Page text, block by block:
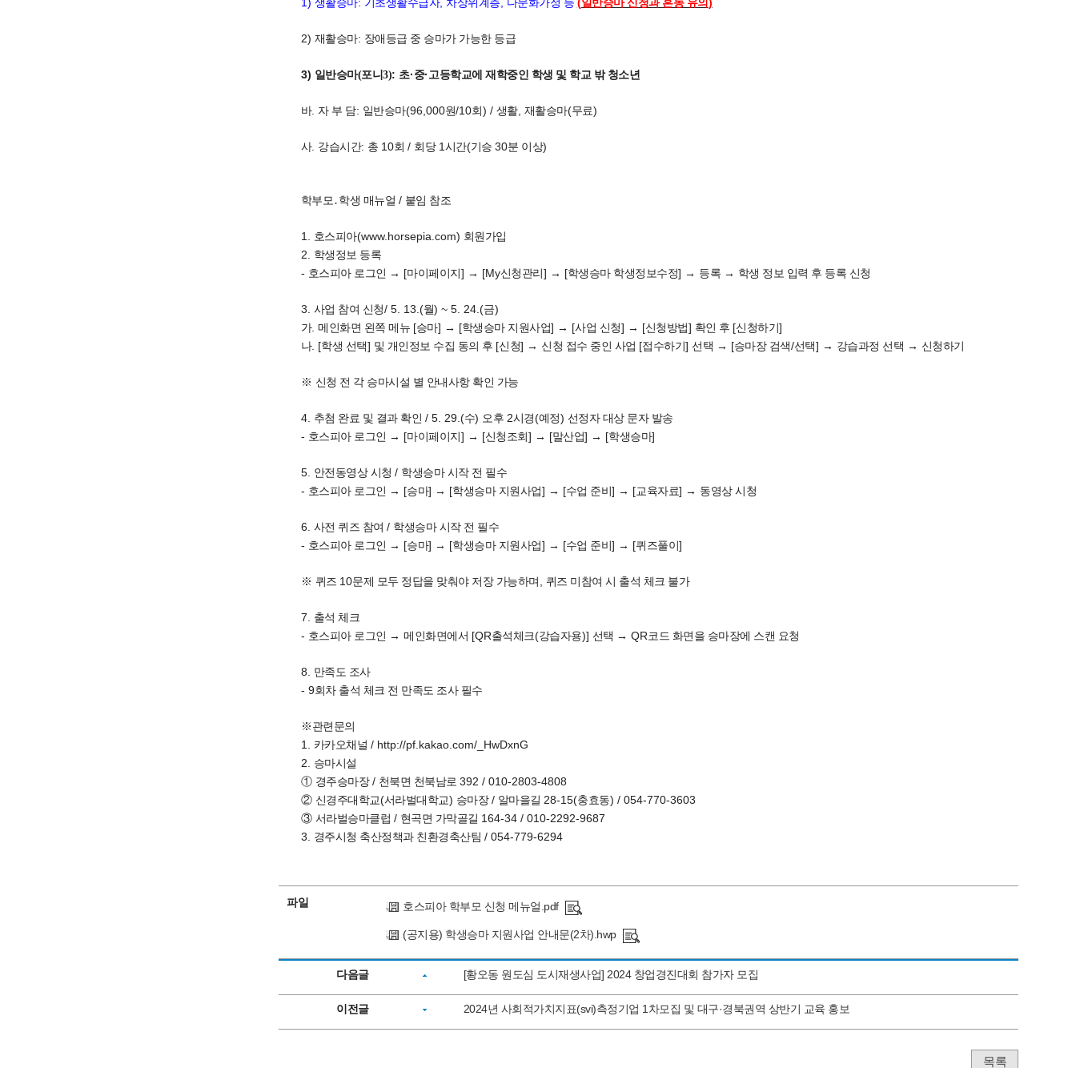
생활승마 기초생활수급자 차상위계층 다문화가정 등 일반승마 신청과 혼동 유의
2) 재활승마: 장애등급 중 승마가 가능한 등급
3) 일반승마(포니3): 초· 중· 고등학교에 재학중인 학생 및 학교 밖 청소년
바. 자 부 담: 일반승마(96,000원/10회) / 생활, 재활승마(무료)
사. 강습시간: 총 10회/ 회당 1 시간(기승30분 이상)
학부모 ․ 학생 매뉴얼 / 붙임 참조
1. 호스피아(www.horsepia.com) 회원가입
2. 학생정보 등록
- 호스피아 로그인 → [마이페이지] → [My신청관리] → [학생승마 학생정보수정] → 등록 → 학생 정보 입력 후 등록 신청
3. 사업 참여 신청/ 5. 13.(월) ~ 5. 24.(금)
가.메인화면 왼쪽 메뉴 [승마] → [학생승마 지원사업] → [사업 신청] → [신청방법] 확인 후 [신청하기]
나. [학생 선택] 및 개인정보 수집 동의 후 [신청] → 신청 접수 중인 사업 [접수하기]선택 → [승마장 검색/선택] → 강습과정 선택 → 신청하기
※ 신청 전 각 승마시설 별 안내사항 확인 가능
4. 추첨 완료 및 결과 확인 / 5. 29.(수) 오후 2시경(예정) 선정자 대상 문자 발송
- 호스피아 로그인 → [마이페이지] → [신청조회] → [말산업] → [학생승마]
5. 안전동영상 시청/ 학생승마 시작 전 필수
- 호스피아 로그인 → [승마] → [학생승마 지원사업] → [수업 준비] → [교육자료] → 동영상 시청
6. 사전 퀴즈 참여/ 학생승마 시작 전 필수
- 호스피아 로그인 → [승마] → [학생승마 지원사업] → [수업 준비] → [퀴즈풀이]
※ 퀴즈 10문제 모두 정답을 맞춰야 저장 가능하며 퀴즈 미참여 시 출석 체크 불가
7. 출석 체크
- 호스피아 로그인 →메인화면에서 [QR출석체크(강습자용)] 선택 →QR 코드 화면을 승마장에 스캔 요청
8. 만족도 조사
- 9회차 출석 체크 전 만족도 조사 필수
※ 관련문의
1. 카카오채널 / http://pf.kakao.com/_HwDxnG
2.
승마시설
① 경주승마장 / 천북면 천북남로392 / 010-2803-4808
② 신경주대학교(서라벌대학교) 승마장 / 알마을길 28-15(충효동) / 054-770-3603
③ 서라벌승마클럽 / 현곡면 가막골길 164-34 / 010-2292-9687
3.
경주시청 축산정책과 친환경축산팀 / 054-779-6294
파일 호스피아 학부모 신청 메뉴얼.pdf
(공지용) 학생승마 지원사업 안내문(2차).hwp
다음글 [황오동 원도심 도시재생사업] 2024 창업경진대회 참가자 모집
이전글 2024년 사회적가치지표(svi)측정기업 1차모집 및 대구·경북권역 상반기 교육 홍보
목록